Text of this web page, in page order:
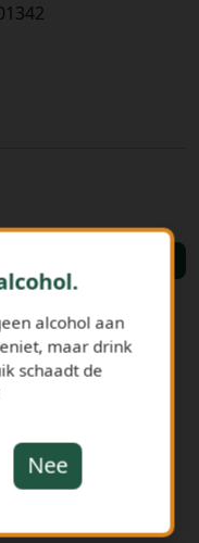
alcohol aan
maar drink
schaadt de
Nee